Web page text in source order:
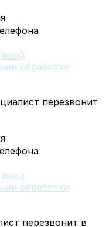
обработки
перезвонит
обработки
перезвонит в